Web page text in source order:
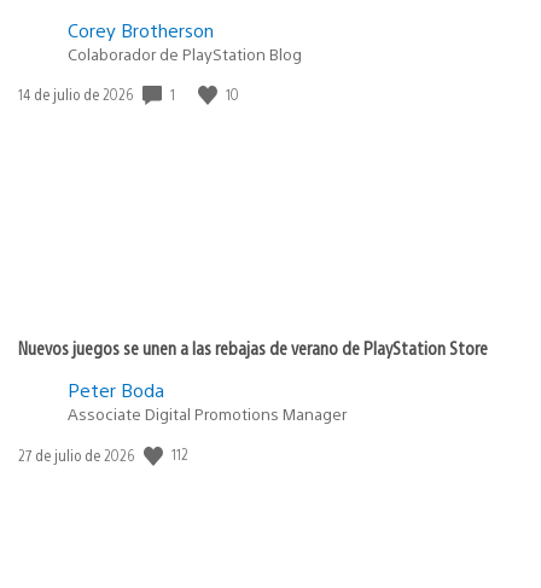
Corey Brotherson
Colaborador de PlayStation Blog
Fecha
14 de julio de 2026 1 10
Nuevos juegos se unen a las rebajas de verano de PlayStation Store
Peter Boda
Associate Digital Promotions Manager
Fecha
27 de julio de 2026 112